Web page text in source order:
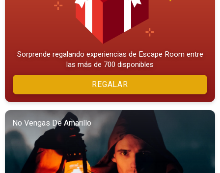
Sorprende regalando experiencias de Escape Room entre
las más de 700 disponibles
REGALAR
No Vengas De Amarillo